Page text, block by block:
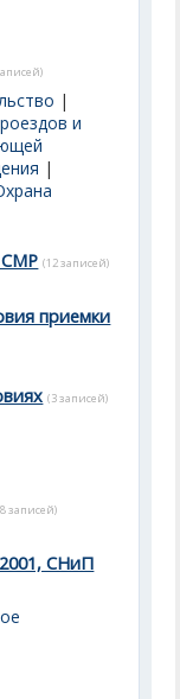
|
и
|
СМР (12 записей)
приемки
(3 записей)
записей)
СНиП